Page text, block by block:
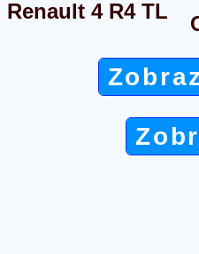
Renault 4 R4 TL